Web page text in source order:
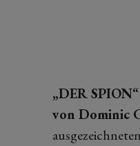
„DER
von Dominic